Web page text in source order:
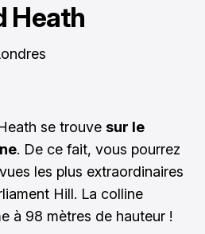
Heath
se trouve sur le
. De ce fait, vous pourrez
les plus extraordinaires
Hill. La colline
à 98 mètres de hauteur !